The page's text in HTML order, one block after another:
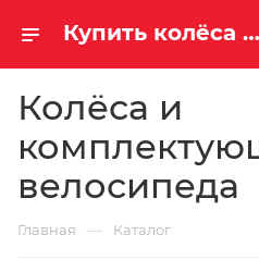
Купить колёса и комплектующие для велосипеда в Саратове и Энгельсе
Колёса и
велосипеда
Главная — Каталог